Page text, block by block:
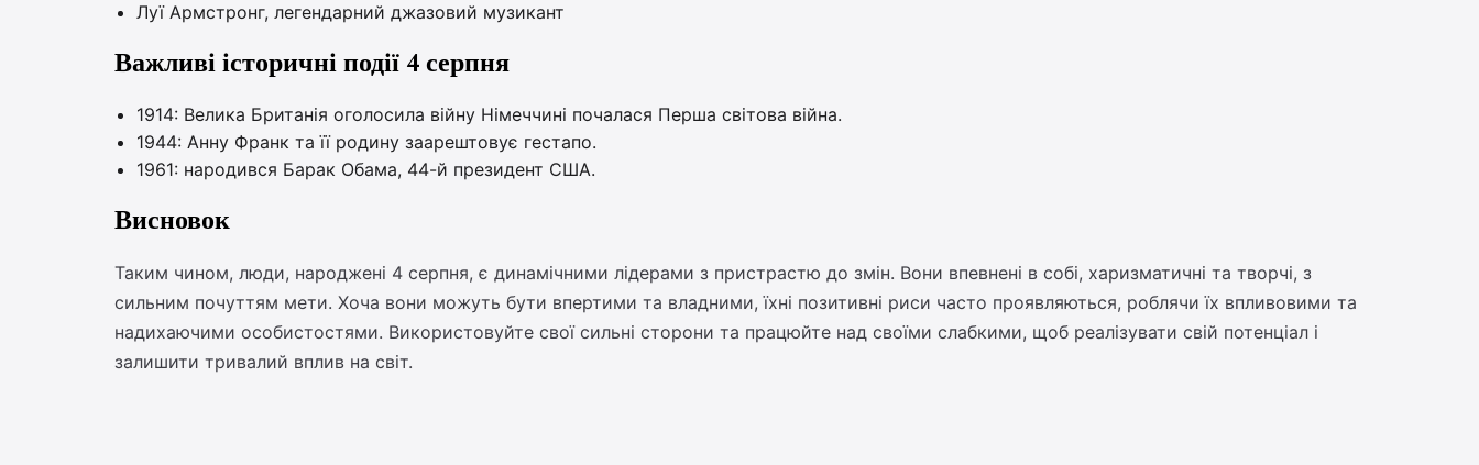
Луї Армстронг, легендарний джазовий музикант
Важливі історичні події 4 серпня
1914: Велика Британія оголосила війну Німеччині почалася Перша світова війна.
1944: Анну Франк та її родину заарештовує гестапо.
1961: народився Барак Обама, 44-й президент США.
Висновок
Таким чином, люди, народжені 4 серпня, є динамічними лідерами з пристрастю до змін. Вони впевнені в собі, харизматичні та творчі, з
сильним почуттям мети. Хоча вони можуть бути впертими та владними, їхні позитивні риси часто проявляються, роблячи їх впливовими та
надихаючими особистостями. Використовуйте свої сильні сторони та працюйте над своїми слабкими, щоб реалізувати свій потенціал і
залишити тривалий вплив на світ.